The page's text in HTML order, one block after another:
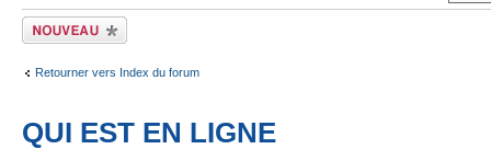
Écrire un nouveau
sujet
Retourner vers Index du forum
QUI EST EN LIGNE